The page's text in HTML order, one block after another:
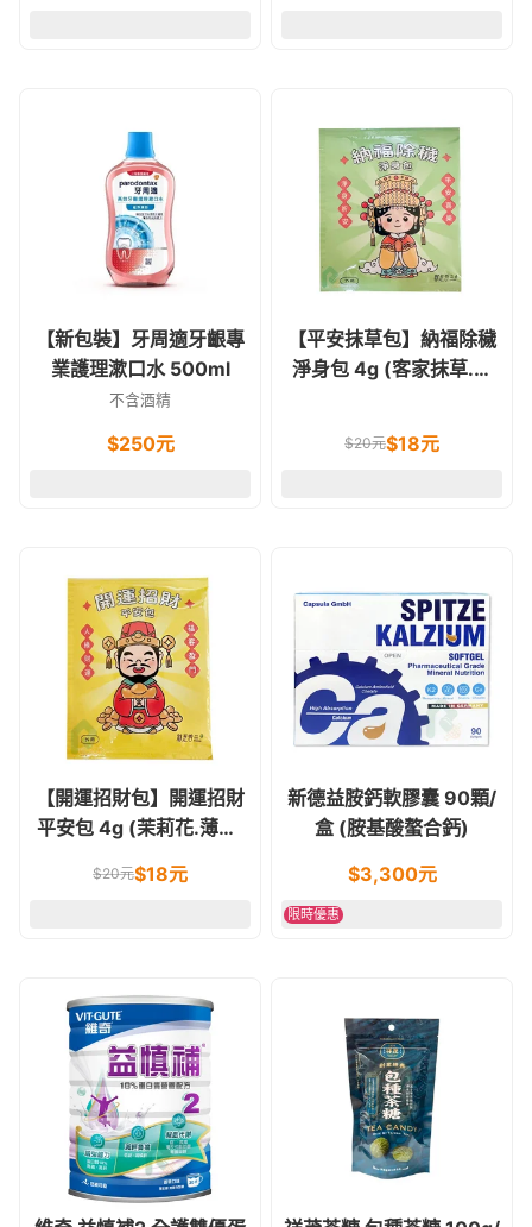
【新包裝】牙周適牙齦專
業護理漱口水 500ml
不含酒精
$250元
【平安抹草包】納福除穢
淨身包 4g (客家抹草.艾
$20元$18元
【開運招財包】開運招財
平安包 4g (茉莉花.薄荷.
葉.桂枝)
$20元$18元
新德益胺鈣軟膠囊 90顆/
盒 (胺基酸螯合鈣)
$3,300元
限時優惠